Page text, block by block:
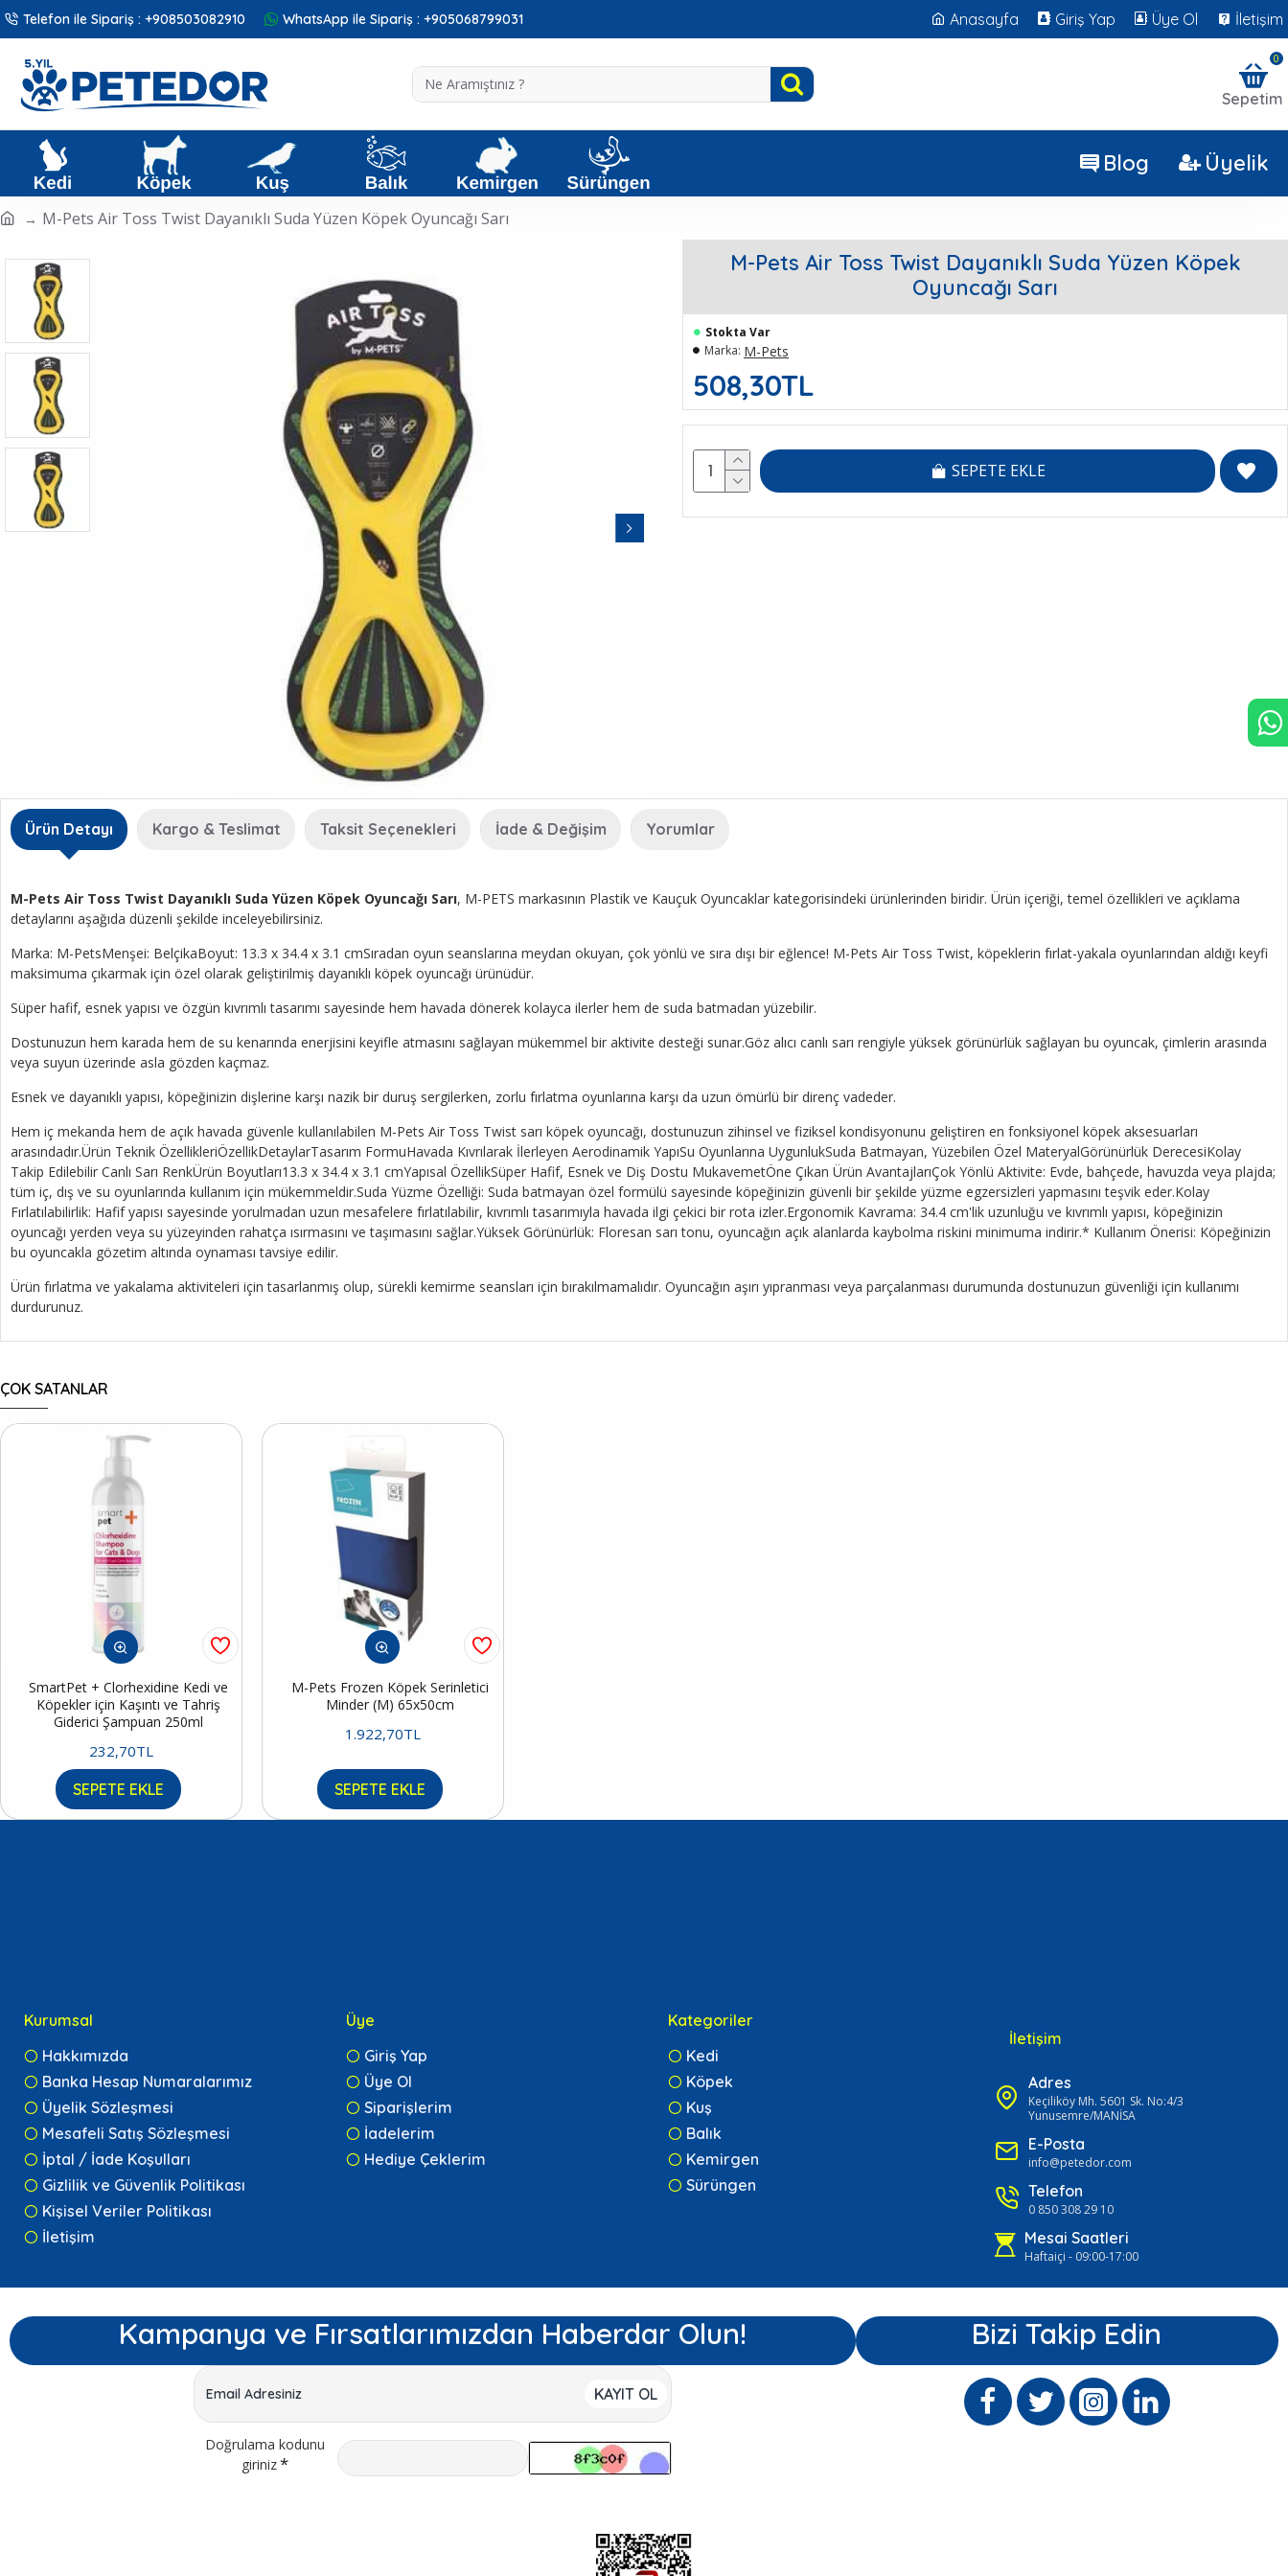
Telefon ile Sipariş : +908503082910 WhatsApp ile Sipariş : +905068799031 Anasayfa Giriş Yap Üye Ol İletişim
Sepetim
0
Blog Üyelik
M-Pets Air Toss Twist Dayanıklı Suda Yüzen Köpek Oyuncağı Sarı
M-Pets Air Toss Twist Dayanıklı Suda Yüzen Köpek
Oyuncağı Sarı
508,30TL
Stokta Var
Marka: M-Pets
SEPETE EKLE
Ürün Detayı Kargo & Teslimat Taksit Seçenekleri İade & Değişim Yorumlar
M-Pets Air Toss Twist Dayanıklı Suda Yüzen Köpek Oyuncağı Sarı, M-PETS markasının Plastik ve Kauçuk Oyuncaklar kategorisindeki ürünlerinden biridir. Ürün içeriği, temel özellikleri ve açıklama
detaylarını aşağıda düzenli şekilde inceleyebilirsiniz.
Marka: M-PetsMenşei: BelçikaBoyut: 13.3 x 34.4 x 3.1 cmSıradan oyun seanslarına meydan okuyan, çok yönlü ve sıra dışı bir eğlence! M-Pets Air Toss Twist, köpeklerin fırlat-yakala oyunlarından aldığı keyfi
maksimuma çıkarmak için özel olarak geliştirilmiş dayanıklı köpek oyuncağı ürünüdür.
Süper hafif, esnek yapısı ve özgün kıvrımlı tasarımı sayesinde hem havada dönerek kolayca ilerler hem de suda batmadan yüzebilir.
Dostunuzun hem karada hem de su kenarında enerjisini keyifle atmasını sağlayan mükemmel bir aktivite desteği sunar.Göz alıcı canlı sarı rengiyle yüksek görünürlük sağlayan bu oyuncak, çimlerin arasında
veya suyun üzerinde asla gözden kaçmaz.
Esnek ve dayanıklı yapısı, köpeğinizin dişlerine karşı nazik bir duruş sergilerken, zorlu fırlatma oyunlarına karşı da uzun ömürlü bir direnç vadeder.
Hem iç mekanda hem de açık havada güvenle kullanılabilen M-Pets Air Toss Twist sarı köpek oyuncağı, dostunuzun zihinsel ve fiziksel kondisyonunu geliştiren en fonksiyonel köpek aksesuarları
arasındadır.Ürün Teknik ÖzellikleriÖzellikDetaylarTasarım FormuHavada Kıvrılarak İlerleyen Aerodinamik YapıSu Oyunlarına UygunlukSuda Batmayan, Yüzebilen Özel MateryalGörünürlük DerecesiKolay
Takip Edilebilir Canlı Sarı RenkÜrün Boyutları13.3 x 34.4 x 3.1 cmYapısal ÖzellikSüper Hafif, Esnek ve Diş Dostu MukavemetÖne Çıkan Ürün AvantajlarıÇok Yönlü Aktivite: Evde, bahçede, havuzda veya plajda;
tüm iç, dış ve su oyunlarında kullanım için mükemmeldir.Suda Yüzme Özelliği: Suda batmayan özel formülü sayesinde köpeğinizin güvenli bir şekilde yüzme egzersizleri yapmasını teşvik eder.Kolay
Fırlatılabilirlik: Hafif yapısı sayesinde yorulmadan uzun mesafelere fırlatılabilir, kıvrımlı tasarımıyla havada ilgi çekici bir rota izler.Ergonomik Kavrama: 34.4 cm'lik uzunluğu ve kıvrımlı yapısı, köpeğinizin
oyuncağı yerden veya su yüzeyinden rahatça ısırmasını ve taşımasını sağlar.Yüksek Görünürlük: Floresan sarı tonu, oyuncağın açık alanlarda kaybolma riskini minimuma indirir.* Kullanım Önerisi: Köpeğinizin
bu oyuncakla gözetim altında oynaması tavsiye edilir.
Ürün fırlatma ve yakalama aktiviteleri için tasarlanmış olup, sürekli kemirme seansları için bırakılmamalıdır. Oyuncağın aşırı yıpranması veya parçalanması durumunda dostunuzun güvenliği için kullanımı
durdurunuz.
ÇOK SATANLAR
SmartPet + Clorhexidine Kedi ve
Köpekler için Kaşıntı ve Tahriş
Giderici Şampuan 250ml
232,70TL
SEPETE EKLE
M-Pets Frozen Köpek Serinletici
Minder (M) 65x50cm
1.922,70TL
SEPETE EKLE
Kurumsal
Hakkımızda
Banka Hesap Numaralarımız
Üyelik Sözleşmesi
Mesafeli Satış Sözleşmesi
İptal / İade Koşulları
Gizlilik ve Güvenlik Politikası
Kişisel Veriler Politikası
İletişim
Üye
Giriş Yap
Üye Ol
Siparişlerim
İadelerim
Hediye Çeklerim
Kategoriler
Kedi
Köpek
Kuş
Balık
Kemirgen
Sürüngen
İletişim
Adres
Keçiliköy Mh. 5601 Sk. No:4/3
Yunusemre/MANİSA
E-Posta
info@petedor.com
Telefon
0 850 308 29 10
Mesai Saatleri
Haftaiçi - 09:00-17:00
Kampanya ve Fırsatlarımızdan Haberdar Olun!
KAYIT OL
Doğrulama kodunu
giriniz
Bizi Takip Edin